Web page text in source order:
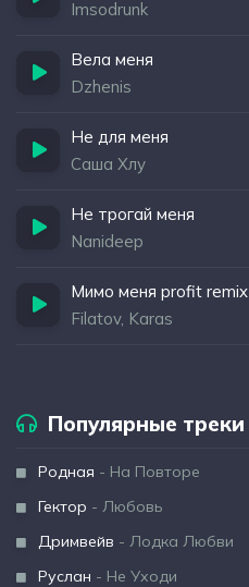
Imsodrunk
Вела меня
Dzhenis
Не для меня
Саша Хлу
Не трогай меня
Nanideep
Мимо меня profit remix
Filatov, Karas
Популярные треки
Родная - На Повторе
Гектор - Любовь
Дримвейв - Лодка Любви
Руслан - Не Уходи